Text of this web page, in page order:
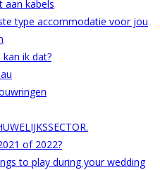
aan kabels
type accommodatie voor jou
ik dat?
of 2022?
to play during your wedding